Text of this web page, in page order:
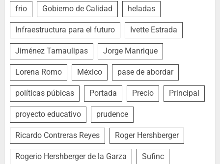
frio Gobierno de Calidad heladas
Infraestructura para el futuro Ivette Estrada
Jiménez Tamaulipas Jorge Manrique
Lorena Romo México pase de abordar
políticas púbicas Portada Precio Principal
proyecto educativo prudence
Ricardo Contreras Reyes Roger Hershberger
Rogerio Hershberger de la Garza Sufinc